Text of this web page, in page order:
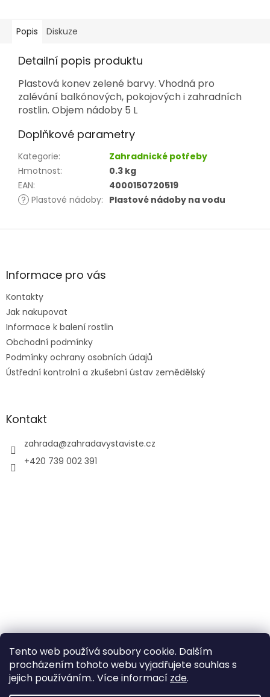
Tento web používá soubory cookie. Dalším
procházením tohoto webu vyjadřujete souhlas s
jejich používáním.. Více informací zde.
Popis Diskuze
Detailní popis produktu
Plastová konev zelené barvy. Vhodná pro
zalévání balkónových, pokojových i zahradních
rostlin. Objem nádoby 5 L
Doplňkové parametry
Kategorie:
Zahradnické potřeby
Hmotnost:
0.3 kg
EAN:
4000150720519
? Plastové nádoby: Plastové nádoby na vodu
Z
aInformace pro vás
Kontakty
Jak nakupovat
Informace k balení rostlin
Obchodní podmínky
Podmínky ochrany osobních údajů
Ústřední kontrolní a zkušební ústav zemědělský
Kontakt
zahrada@zahradavystaviste.cz
+420 739 002 391